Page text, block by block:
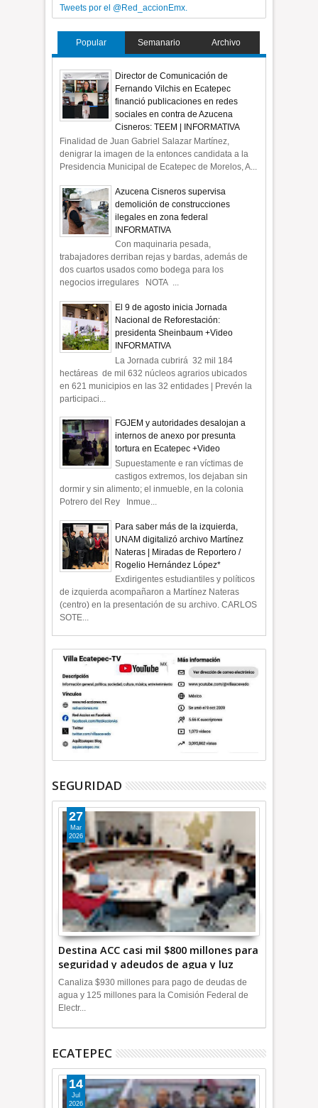
Tweets por el @Red_accionEmx.
Popular Semanario Archivo
Director de Comunicación de
Fernando Vilchis en Ecatepec
financió publicaciones en redes
sociales en contra de Azucena
Cisneros: TEEM | INFORMATIVA
Finalidad de Juan Gabriel Salazar Martínez,
denigrar la imagen de la entonces candidata a la
Presidencia Municipal de Ecatepec de Morelos, A...
Azucena Cisneros supervisa
demolición de construcciones
ilegales en zona federal
INFORMATIVA
Con maquinaria pesada,
trabajadores derriban rejas y bardas, además de
dos cuartos usados como bodega para los
negocios irregulares NOTA ...
El 9 de agosto inicia Jornada
Nacional de Reforestación:
presidenta Sheinbaum +Video
INFORMATIVA
La Jornada cubrirá 32 mil 184
hectáreas de mil 632 núcleos agrarios ubicados
en 621 municipios en las 32 entidades | Prevén la
participaci...
FGJEM y autoridades desalojan a
internos de anexo por presunta
tortura en Ecatepec +Video
Supuestamente e ran víctimas de
castigos extremos, los dejaban sin
dormir y sin alimento; el inmueble, en la colonia
Potrero del Rey Inmue...
Para saber más de la izquierda,
UNAM digitalizó archivo Martínez
Nateras | Miradas de Reportero /
Rogelio Hernández López*
Exdirigentes estudiantiles y políticos
de izquierda acompañaron a Martínez Nateras
(centro) en la presentación de su archivo. CARLOS
SOTE...
SEGURIDAD
Destina ACC casi mil $800 millones para
seguridad y adeudos de agua y luz
+Video
27
Mar
2026
Canaliza $930 millones para pago de deudas de
agua y 125 millones para la Comisión Federal de
Electr...
ECATEPEC
14
Jul
2026